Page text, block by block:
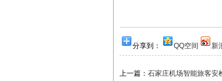
分享到： QQ空间 新
上一篇： 石家庄机场智能旅客安